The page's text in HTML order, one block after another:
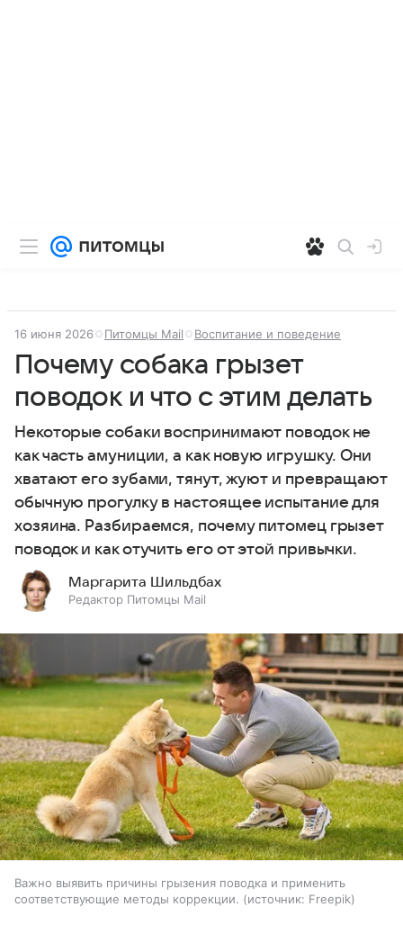
16 июня 2026 Питомцы Mail Воспитание и поведение
Почему собака грызет
поводок и что с этим делать
Некоторые собаки воспринимают поводок не
как часть амуниции, а как новую игрушку. Они
хватают его зубами, тянут, жуют и превращают
обычную прогулку в настоящее испытание для
хозяина. Разбираемся, почему питомец грызет
поводок и как отучить его от этой привычки.
Маргарита Шильдбах
Редактор Питомцы Mail
Важно выявить причины грызения поводка и применить
соответствующие методы коррекции.
источник: Freepik